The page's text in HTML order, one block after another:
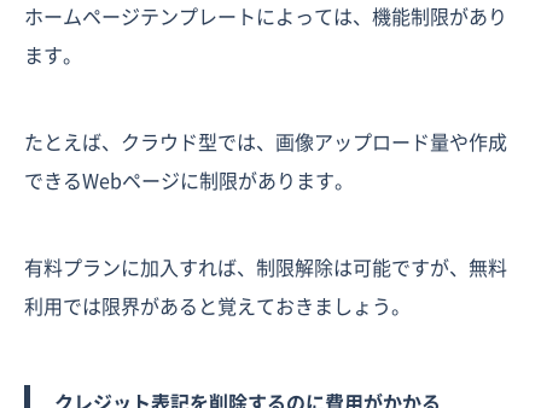
ホームページテンプレートによっては、機能制限があり
ます。
たとえば、クラウド型では、画像アップロード量や作成
できるWebページに制限があります。
有料プランに加入すれば、制限解除は可能ですが、無料
利用では限界があると覚えておきましょう。